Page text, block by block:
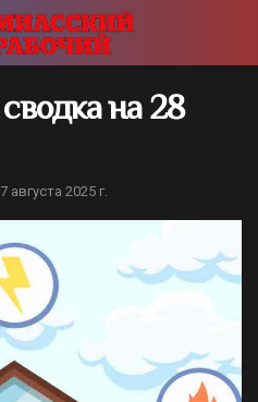
на 28
августа 2025 г.